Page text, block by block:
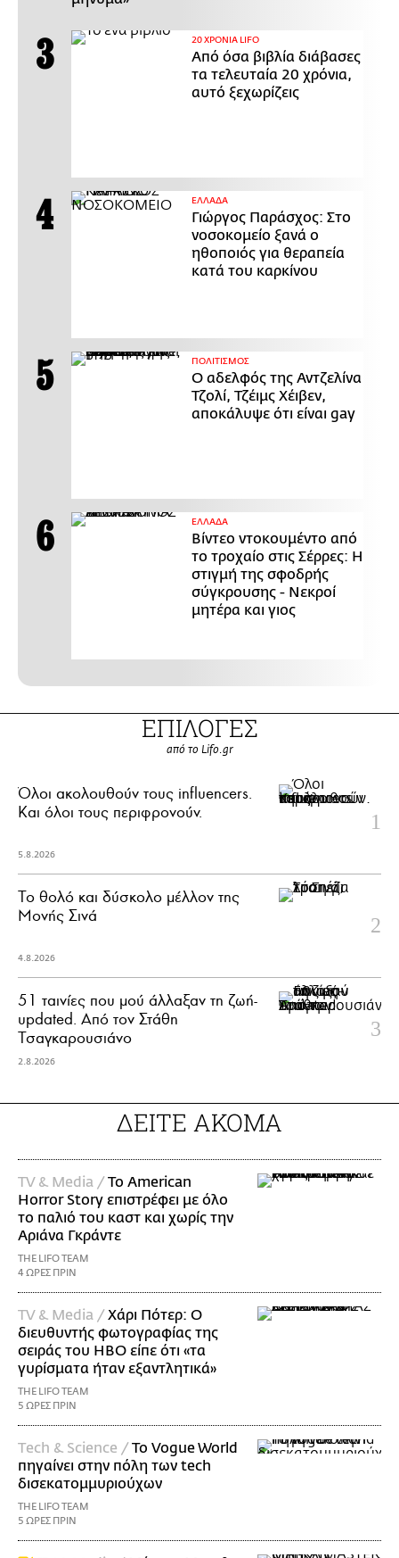
20 ΧΡΟΝΙΑ LIFO
Από όσα βιβλία διάβασες
τα τελευταία 20 χρόνια,
αυτό ξεχωρίζεις
ΕΛΛΑΔΑ
Γιώργος Παράσχος: Στο
νοσοκομείο ξανά ο
ηθοποιός για θεραπεία
κατά του καρκίνου
ΠΟΛΙΤΙΣΜΟΣ
Ο αδελφός της Αντζελίνα
Τζολί, Τζέιμς Χέιβεν,
αποκάλυψε ότι είναι gay
ΕΛΛΑΔΑ
Βίντεο ντοκουμέντο από
το τροχαίο στις Σέρρες: Η
στιγμή της σφοδρής
σύγκρουσης - Νεκροί
μητέρα και γιος
ΕΠΙΛΟΓΕΣ
από το Lifo.gr
Όλοι ακολουθούν τους influencers.
Και όλοι τους περιφρονούν.
5.8.2026
Το θολό και δύσκολο μέλλον της
Μονής Σινά
4.8.2026
51 ταινίες που μού άλλαξαν τη ζωή-
updated. Aπό τον Στάθη
Τσαγκαρουσιάνο
2.8.2026
ΔΕΙΤΕ ΑΚΟΜΑ
TV & Media /Το American
Horror Story επιστρέφει με όλο
το παλιό του καστ και χωρίς την
Αριάνα Γκράντε
THE LIFO TEAM
4 ΩΡΕΣ ΠΡΙΝ
TV & Media /Χάρι Πότερ: Ο
διευθυντής φωτογραφίας της
σειράς του HBO είπε ότι «τα
γυρίσματα ήταν εξαντλητικά»
THE LIFO TEAM
5 ΩΡΕΣ ΠΡΙΝ
Τech & Science /Το Vogue World
πηγαίνει στην πόλη των tech
δισεκατομμυριούχων
THE LIFO TEAM
5 ΩΡΕΣ ΠΡΙΝ